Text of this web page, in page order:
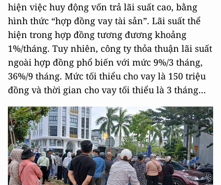
hiện việc huy động vốn trả lãi suất cao, bằng
hình thức “hợp đồng vay tài sản”. Lãi suất thể
hiện trong hợp đồng tương đương khoảng
1%/tháng. Tuy nhiên, công ty thỏa thuận lãi suất
ngoài hợp đồng phổ biến với mức 9%/3 tháng,
36%/9 tháng. Mức tối thiểu cho vay là 150 triệu
đồng và thời gian cho vay tối thiểu là 3 tháng…